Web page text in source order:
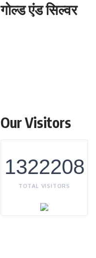
गोल्ड एंड सिल्वर
Our Visitors
1322208
TOTAL VISITORS